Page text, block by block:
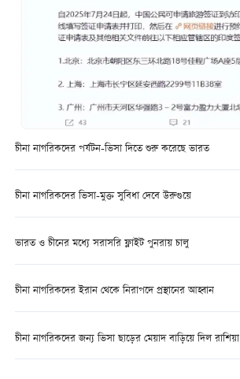
চীনা নাগরিকদের পর্যটন-ভিসা দিতে শুরু করেছে ভারত
চীনা নাগরিকদের ভিসা-মুক্ত সুবিধা দেবে উরুগুয়ে
ভারত ও চীনের মধ্যে সরাসরি ফ্লাইট পুনরায় চালু
চীনা নাগরিকদের ইরান থেকে নিরাপদে প্রস্থানের আহ্বান
চীনা নাগরিকদের জন্য ভিসা ছাড়ের মেয়াদ বাড়িয়ে দিল রাশিয়া